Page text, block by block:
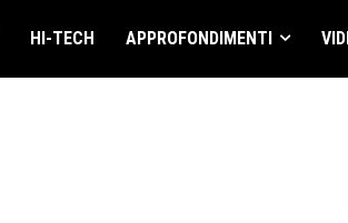
HI-TECH APPROFONDIMENTI